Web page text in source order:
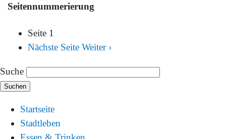
Seitennummerierung
Seite 1
Nächste Seite Weiter ›
Suche
Startseite
Stadtleben